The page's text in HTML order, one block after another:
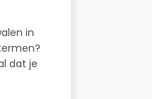
in
dat je